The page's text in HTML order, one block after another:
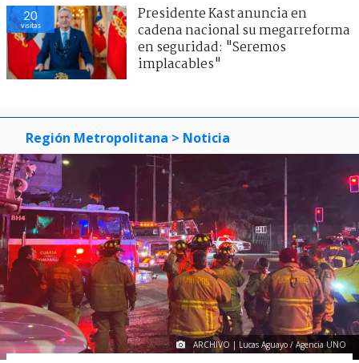
20
visitas
Presidente Kast anuncia en
cadena nacional su megarreforma
en seguridad: "Seremos
implacables"
Región Metropolitana > Noticia
ARCHIVO | Lucas Aguayo / Agencia UNO